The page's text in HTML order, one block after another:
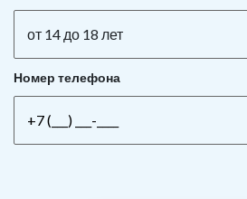
от 14 до 18 лет
Номер телефона